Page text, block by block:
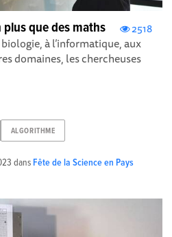
2518
que des maths
à l’informatique, aux
domaines, les chercheuses
ALGORITHME
dansFête de la Science en Pays